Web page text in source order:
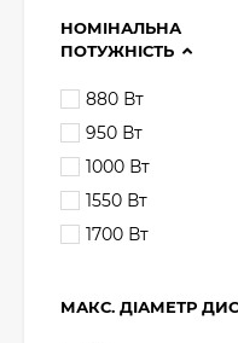
НОМІНАЛЬНА
ПОТУЖНІСТЬ
880 Вт
950 Вт
1000 Вт
1550 Вт
1700 Вт
МАКС. ДІАМЕТР